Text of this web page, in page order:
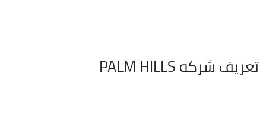
تعريف شركه PALM HILLS